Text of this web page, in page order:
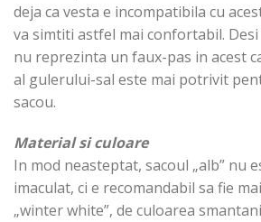
deja ca vesta e incompatibila cu
va simtiti astfel mai confortabil.
nu reprezinta un faux-pas in acest
al gulerului-sal este mai potrivit
sacou.
Material si culoare
In mod neasteptat, sacoul „alb” nu
imaculat, ci e recomandabil sa fie
„winter white”, de culoarea